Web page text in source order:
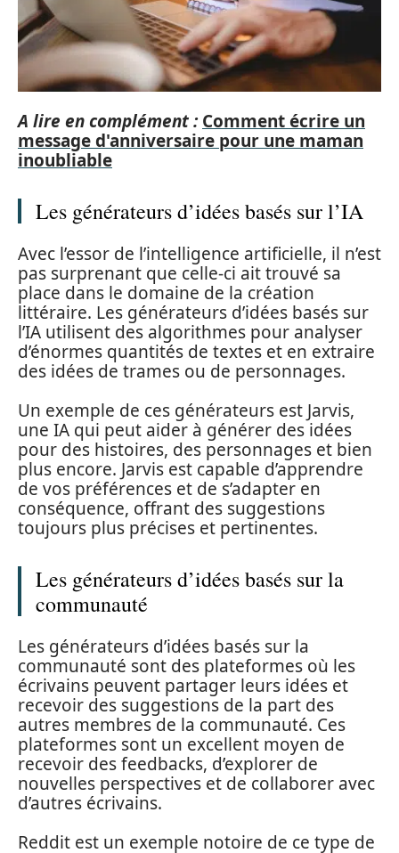
A lire en complément : Comment écrire un
message d'anniversaire pour une maman
inoubliable
Les générateurs d’idées basés sur l’IA
Avec l’essor de l’intelligence artificielle, il n’est
pas surprenant que celle-ci ait trouvé sa
place dans le domaine de la création
littéraire. Les générateurs d’idées basés sur
l’IA utilisent des algorithmes pour analyser
d’énormes quantités de textes et en extraire
des idées de trames ou de personnages.
Un exemple de ces générateurs est Jarvis,
une IA qui peut aider à générer des idées
pour des histoires, des personnages et bien
plus encore. Jarvis est capable d’apprendre
de vos préférences et de s’adapter en
conséquence, offrant des suggestions
toujours plus précises et pertinentes.
Les générateurs d’idées basés sur la
communauté
Les générateurs d’idées basés sur la
communauté sont des plateformes où les
écrivains peuvent partager leurs idées et
recevoir des suggestions de la part des
autres membres de la communauté. Ces
plateformes sont un excellent moyen de
recevoir des feedbacks, d’explorer de
nouvelles perspectives et de collaborer avec
d’autres écrivains.
Reddit est un exemple notoire de ce type de